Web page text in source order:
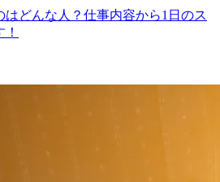
どんな人？仕事内容から1日のス